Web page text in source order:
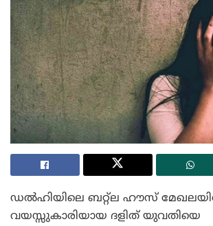
ഡൽഹിയിലെ ബറ്റ്‌ല ഹൗസ്
വയസ്സുകാരിയായ ദളിത് യുവതിയെ